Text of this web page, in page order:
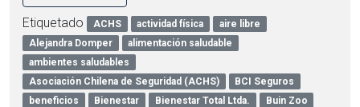
Etiquetado ACHS actividad física
aire libre
Alejandra Domper
alimentación saludable
ambientes saludables
Asociación Chilena de Seguridad (ACHS)
BCI Seguros
beneficios
Bienestar Bienestar Total Ltda.
Buin Zoo